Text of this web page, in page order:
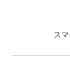
ス